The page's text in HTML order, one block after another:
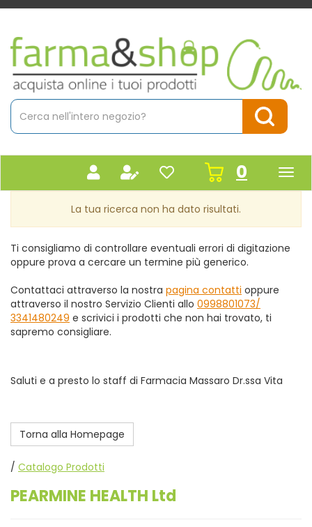
Passa
contenuto
principale
Farmacia
Massaro
Cerca
Prodotto
Cerca
0inseriti
La tua ricerca non ha dato risultati.
Ti consigliamo di controllare eventuali errori di digitazione
oppure prova a cercare un termine più generico.
Contattaci attraverso la nostra pagina contatti oppure
attraverso il nostro Servizio Clienti allo 0998801073/
3341480249 e scrivici i prodotti che non hai trovato, ti
sapremo consigliare.
Saluti e a presto lo staff di Farmacia Massaro Dr.ssa Vita
Torna alla Homepage
/ Catalogo Prodotti
PEARMINE HEALTH Ltd